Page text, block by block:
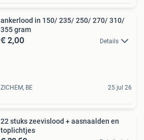
ankerlood in 150/ 235/ 250/ 270/ 310/
355 gram
€ 2,00 Details
ZICHEM, BE 25 jul 26
22 stuks zeevislood + aasnaalden en
toplichtjes